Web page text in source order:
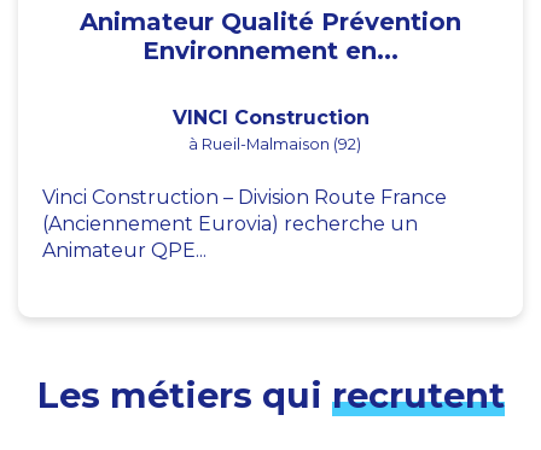
Animateur Qualité Prévention
Environnement en...
VINCI Construction
à Rueil-Malmaison (92)
Vinci Construction – Division Route France
(Anciennement Eurovia) recherche un
Animateur QPE...
Les métiers qui recrutent